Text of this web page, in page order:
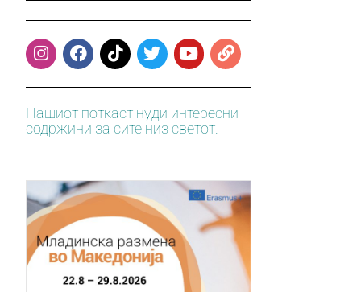
Нашиот поткаст нуди интересни
содржини за сите низ светот.